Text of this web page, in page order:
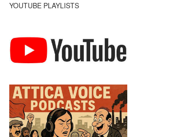
YOUTUBE PLAYLISTS